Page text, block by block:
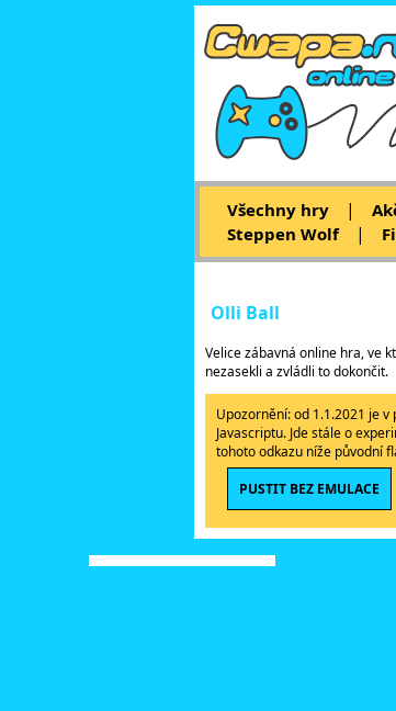
Všechny hry |
Steppen Wolf |
Olli Ball
Velice zábavná online hra, ve
nezasekli a zvládli to dokončit.
Upozornění: od 1.1.2021 je
Javascriptu. Jde stále o
tohoto odkazu níže původní
PUSTIT BEZ EMULACE